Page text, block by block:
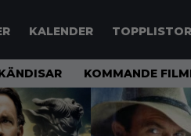
KALENDER TOPPLISTOR
KOMMANDE